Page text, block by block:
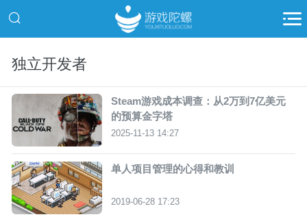
独立开发者
Steam游戏成本调查：从2万到7亿美元
的预算金字塔
2025-11-13 14:27
单人项目管理的心得和教训
2019-06-28 17:23